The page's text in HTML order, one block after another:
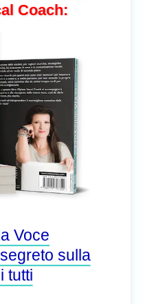
Coach:
Voce
sulla
tutti